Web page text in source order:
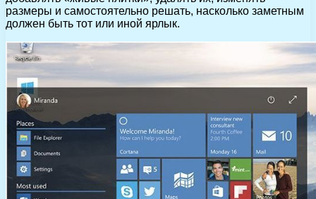
размеры и самостоятельно решать, насколько заметным
должен быть тот или иной ярлык.